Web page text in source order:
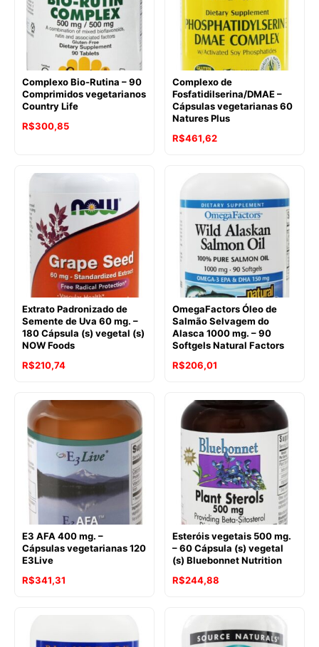
Complexo Bio-Rutina – 90
Comprimidos vegetarianos
Country Life
R$300,85
Complexo de
Fosfatidilserina/DMAE –
Cápsulas vegetarianas 60
Natures Plus
R$461,62
Extrato Padronizado de
Semente de Uva 60 mg. –
180 Cápsula (s) vegetal (s)
NOW Foods
O
original
era:
R$295,56.
R$210,74O
atual
é:
R$210,74.
OmegaFactors Óleo de
Salmão Selvagem do
Alasca 1000 mg. – 90
Softgels Natural Factors
R$206,01
E3 AFA 400 mg. –
Cápsulas vegetarianas 120
E3Live
R$341,31
Esteróis vegetais 500 mg.
– 60 Cápsula (s) vegetal
(s) Bluebonnet Nutrition
R$244,88